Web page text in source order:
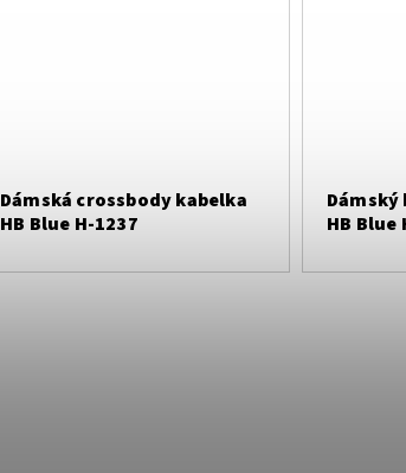
Dámská crossbody kabelka
HB Blue H-1237
HB Blue